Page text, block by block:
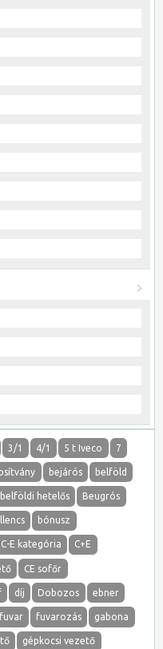
3/1 4/1 5 t Iveco 7
bejárós belföld
belföldi hetelős Beugrós
bónusz
C-E kategória C+E
CE sofőr
díj Dobozos ebner
fuvar fuvarozás gabona
gépkocsi vezető